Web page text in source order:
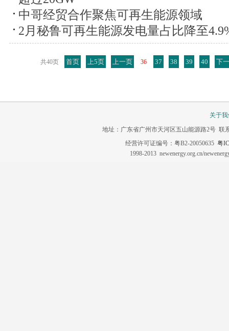
中哥经贸合作聚焦可再生能源领域
2月秘鲁可再生能源发电量占比降至
共40页 首页 上5页 上一页 36 37 38 39 40 下
关于
地址：广东省广州市天河区五山能源路2号 联
经营许可证编号：粤B2-20050635 粤
1998-2013 newenergy.org.cn/